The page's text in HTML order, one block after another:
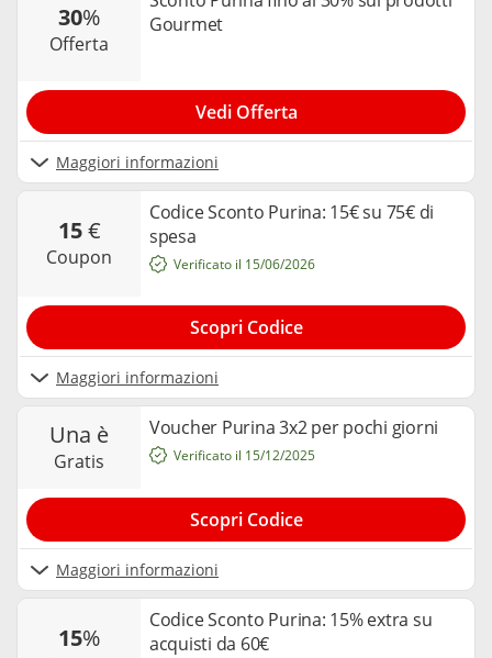
30%
offerta
Gourmet
Maggiori informazioni
Vedi Offerta
15€
coupon
Codice Sconto Purina: 15€ su 75€ di
spesa
Maggiori informazioni
Verificato il 15/06/2026
Scopri Codice
una è
gratis
Voucher Purina 3x2 per pochi giorni
Maggiori informazioni
Verificato il 15/12/2025
Scopri Codice
15%
Codice Sconto Purina: 15% extra su
acquisti da 60€